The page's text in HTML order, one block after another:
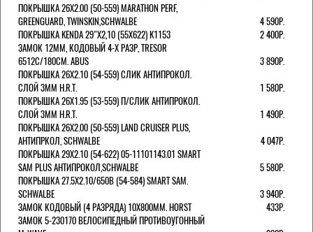
ПОКРЫШКА 26X2.00 (50-559) MARATHON PERF,
GREENGUARD, TWINSKIN,SCHWALBE
4 590Р.
ПОКРЫШКА KENDA 29"Х2,10 (55X622) K1153
2 400Р.
ЗАМОК 12ММ, КОДОВЫЙ 4-Х РАЗР, TRESOR
6512C/180СМ. ABUS
3 890Р.
ПОКРЫШКА 26X2.10 (54-559) СЛИК АНТИПРОКОЛ.
СЛОЙ 3ММ H.R.T.
1 580Р.
ПОКРЫШКА 26X1.95 (53-559) П/СЛИК АНТИПРОКОЛ.
СЛОЙ 3ММ H.R.T.
1 490Р.
ПОКРЫШКА 26X2.00 (50-559) LAND CRUISER PLUS,
АНТИПРКОЛ, SCHWALBE
4 047Р.
ПОКРЫШКА 29X2.10 (54-622) 05-11101143.01 SMART
SAM PLUS АНТИПРОКОЛ,SCHWALBE
5 580Р.
ПОКРЫШКА 27.5X2.10/650B (54-584) SMART SAM.
SCHWALBE
3 940Р.
ЗАМОК КОДОВЫЙ (4 РАЗРЯДА) 10Х800ММ. HORST
433Р.
ЗАМОК 5-230170 ВЕЛОСИПЕДНЫЙ ПРОТИВОУГОННЫЙ